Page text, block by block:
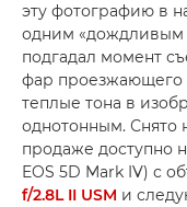
эту фотографию в
одним «дождливым
подгадал момент
фар проезжающего
теплые тона в
однотонным. Снято
продаже доступно
EOS 5D Mark IV) с
f/2.8L II USM и